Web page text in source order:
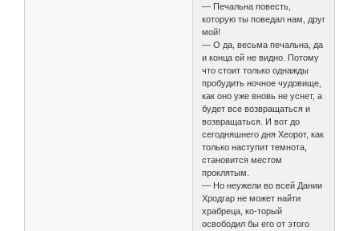
— Печальна повесть,
которую ты поведал нам, друг
мой!
— О да, весьма печальна, да
и конца ей не видно. Потому
что стоит только однажды
пробудить ночное чудовище,
как оно уже вновь не уснет, а
будет все возвращаться и
возвращаться. И вот до
сегодняшнего дня Хеорот, как
только наступит темнота,
становится местом
проклятым.
— Но неужели во всей Дании
Хродгар не может найти
храбреца, ко-торый
освободил бы его от этого